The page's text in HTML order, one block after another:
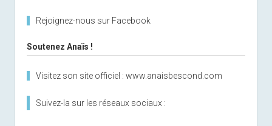
Rejoignez-nous sur Facebook
Soutenez Anaïs !
Visitez son site officiel : www.anaisbescond.com
Suivez-la sur les réseaux sociaux :